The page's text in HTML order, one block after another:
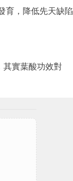
育，降低先天缺陷
其實葉酸功效對